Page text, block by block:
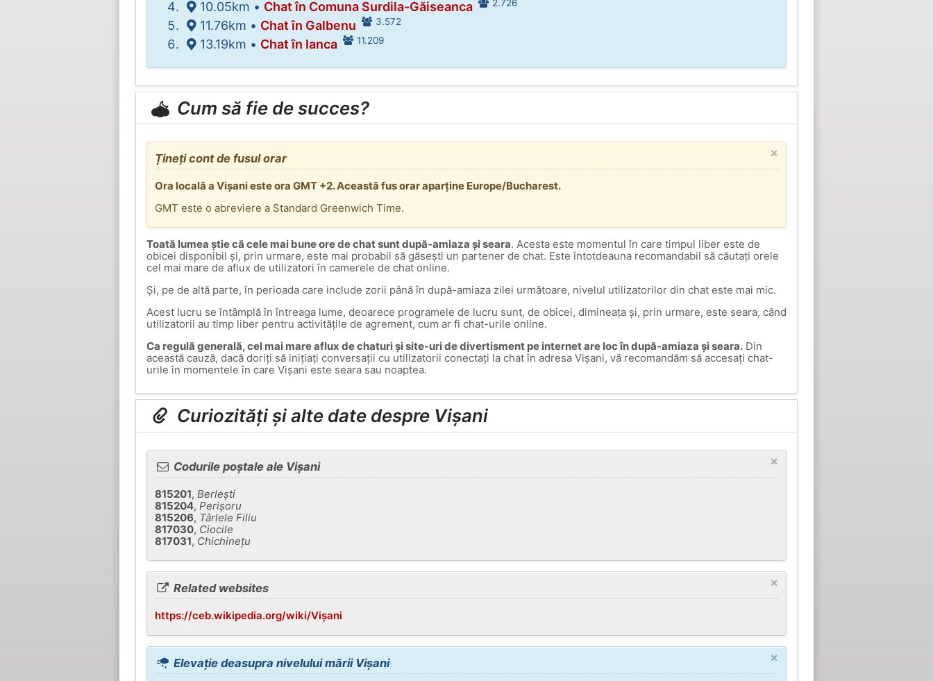
10.05km • Chat în Comuna Surdila-Găiseanca 2.726
11.76km • Chat în Galbenu 3.572
13.19km • Chat în Ianca 11.209
Cum să fie de succes?
×
Țineți cont de fusul orar
Ora locală a Vișani este ora GMT +2. Această fus orar aparține Europe/Bucharest.
GMT este o abreviere a Standard Greenwich Time.
Toată lumea știe că cele mai bune ore de chat sunt după-amiaza și seara. Acesta este momentul în care timpul liber este de
obicei disponibil și, prin urmare, este mai probabil să găsești un partener de chat. Este întotdeauna recomandabil să căutați orele
cel mai mare de aflux de utilizatori în camerele de chat online.
Și, pe de altă parte, în perioada care include zorii până în după-amiaza zilei următoare, nivelul utilizatorilor din chat este mai mic.
Acest lucru se întâmplă în întreaga lume, deoarece programele de lucru sunt, de obicei, dimineața și, prin urmare, este seara, când
utilizatorii au timp liber pentru activitățile de agrement, cum ar fi chat-urile online.
Ca regulă generală, cel mai mare aflux de chaturi și site-uri de divertisment pe internet are loc în după-amiaza și seara.Din
această cauză, dacă doriți să inițiați conversații cu utilizatorii conectați la chat în adresa Vișani, vă recomandăm să accesați chat-
urile în momentele în care Vișani este seara sau noaptea.
Curiozități și alte date despre Vișani
×
Codurile poștale ale Vișani
815201, Berleşti
815204, Perişoru
815206, Târlele Filiu
817030, Ciocile
817031, Chichineţu
×
Related websites
https://ceb.wikipedia.org/wiki/Vișani
×
Elevație deasupra nivelului mării Vișani